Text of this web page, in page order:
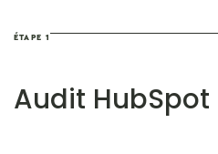
ÉTAPE 1
Audit HubSpot